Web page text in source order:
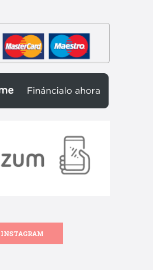
INSTAGRAM